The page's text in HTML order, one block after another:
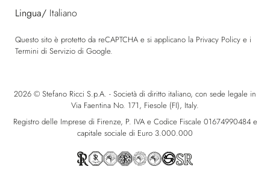
Lingua/ Italiano
Questo sito è protetto da reCAPTCHA e si applicano la Privacy Policy e i
Termini di Servizio di Google.
2026 © Stefano Ricci S.p.A. - Società di diritto italiano, con sede legale in
Via Faentina No. 171, Fiesole (FI), Italy.
Registro delle Imprese di Firenze, P. IVA e Codice Fiscale 01674990484 e
capitale sociale di Euro 3.000.000